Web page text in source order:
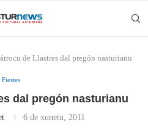
de Llastres dal pregón nasturianu
Fiestes
dal pregón nasturianu
6 de xunetu, 2011